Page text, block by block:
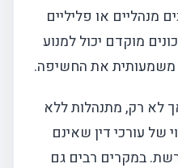
מנהליים או פליליים
מוקדם יכול למנוע
משמעותית את החשיפה.
לא רק, מתנהלות ללא
של עורכי דין שאינם
במקרים רבים גם